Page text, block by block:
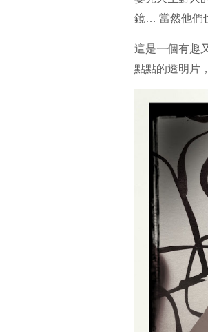
鏡… 當然他們
這是一個有趣
點點的透明片